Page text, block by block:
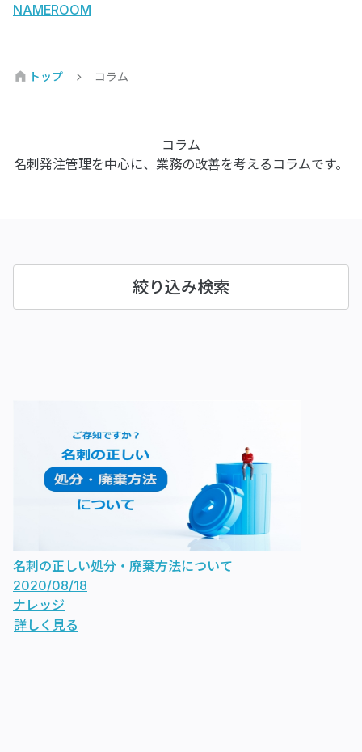
NAMEROOM
トップ コラム
コラム
名刺発注管理を中心に、業務の改善を考えるコラムです。
絞り込み検索
名刺の正しい処分・廃棄方法について
2020/08/18
ナレッジ
詳しく見る